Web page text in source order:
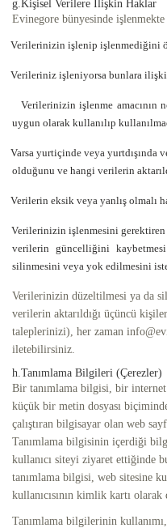
g.Kişisel Verilere İlişkin Haklar
Evinegore bünyesinde
Verilerinizin işlenip işlenmediğini
Verileriniz işleniyorsa bunlara
Verilerinizin işlenme amacının
uygun olarak kullanılıp
Varsa yurtiçinde veya yurtdışında
olduğunu ve hangi verilerin
Verilerin eksik veya yanlış olmalı
Verilerinizin işlenmesini gerektiren
verilerin güncelliğini
silinmesini veya yok edilmesini
Verilerinizin düzeltilmesi ya da
verilerin aktarıldığı üçüncü
taleplerinizi), her zaman
iletebilirsiniz.
h.Tanımlama Bilgileri (Çerezler)
Bir tanımlama bilgisi, bir internet
küçük bir metin dosyası
çalıştıran bilgisayar olan web
Tanımlama bilgisinin içerdiği
kullanıcı siteyi ziyaret ettiğinde
tanımlama bilgisi, web sitesine
kullanıcısının kimlik kartı
Tanımlama bilgilerinin